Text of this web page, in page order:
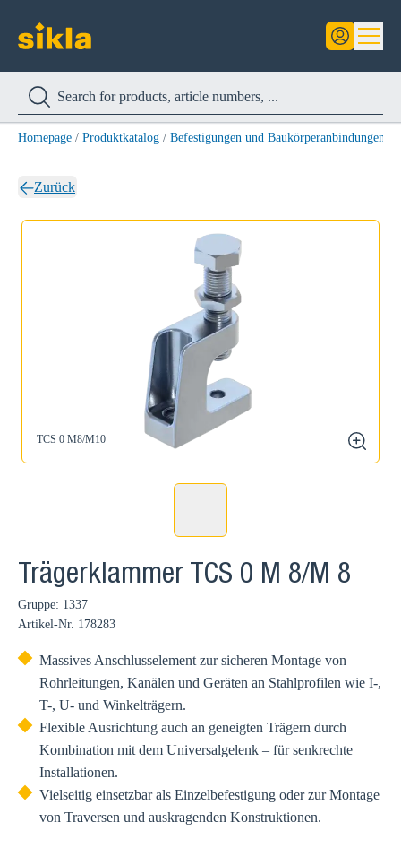
Homepage / Produktkatalog / Befestigungen und Baukörperanbindungen
Zurück
TCS 0 M8/M10
zoom
Trägerklammer TCS 0 M 8/M 8
Gruppe: 1337
Artikel-Nr. 178283
Massives Anschlusselement zur sicheren Montage von
Rohrleitungen, Kanälen und Geräten an Stahlprofilen wie I-,
T-, U- und Winkelträgern.
Flexible Ausrichtung auch an geneigten Trägern durch
Kombination mit dem Universalgelenk – für senkrechte
Installationen.
Vielseitig einsetzbar als Einzelbefestigung oder zur Montage
von Traversen und auskragenden Konstruktionen.